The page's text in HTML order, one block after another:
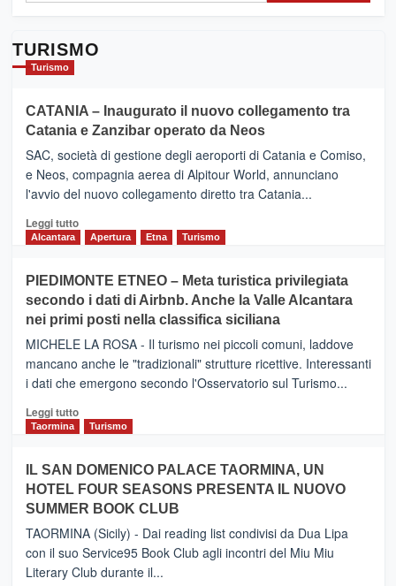
TURISMO
Turismo
CATANIA – Inaugurato il nuovo collegamento tra
Catania e Zanzibar operato da Neos
SAC, società di gestione degli aeroporti di Catania e Comiso,
e Neos, compagnia aerea di Alpitour World, annunciano
l'avvio del nuovo collegamento diretto tra Catania...
Leggi tuttoLeggi
CATANIA
–
Inaugurato
il
nuovo
collegamento
tra
e
Zanzibar
da
Neos
Alcantara Apertura Etna Turismo
PIEDIMONTE ETNEO – Meta turistica privilegiata
secondo i dati di Airbnb. Anche la Valle Alcantara
nei primi posti nella classifica siciliana
MICHELE LA ROSA - Il turismo nei piccoli comuni, laddove
mancano anche le "tradizionali" strutture ricettive. Interessanti
i dati che emergono secondo l'Osservatorio sul Turismo...
Leggi tuttoLeggi
PIEDIMONTE
ETNEO
–
Meta
turistica
privilegiata
secondo
Taormina Turismo
IL SAN DOMENICO PALACE TAORMINA, UN
HOTEL FOUR SEASONS PRESENTA IL NUOVO
SUMMER BOOK CLUB
TAORMINA (Sicily) - Dai reading list condivisi da Dua Lipa
con il suo Service95 Book Club agli incontri del Miu Miu
Literary Club durante il...